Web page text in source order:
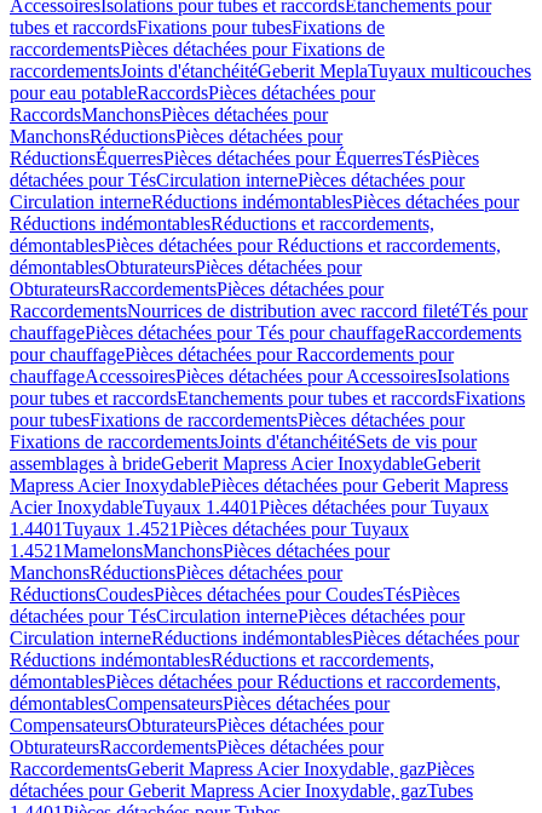
AccessoiresIsolations pour tubes et raccordsEtanchements pour
tubes et raccordsFixations pour tubesFixations de
raccordementsPièces détachées pour Fixations de
raccordementsJoints d'étanchéitéGeberit MeplaTuyaux multicouches
pour eau potableRaccordsPièces détachées pour
RaccordsManchonsPièces détachées pour
ManchonsRéductionsPièces détachées pour
RéductionsÉquerresPièces détachées pour ÉquerresTésPièces
détachées pour TésCirculation internePièces détachées pour
Circulation interneRéductions indémontablesPièces détachées pour
Réductions indémontablesRéductions et raccordements,
démontablesPièces détachées pour Réductions et raccordements,
démontablesObturateursPièces détachées pour
ObturateursRaccordementsPièces détachées pour
RaccordementsNourrices de distribution avec raccord filetéTés pour
chauffagePièces détachées pour Tés pour chauffageRaccordements
pour chauffagePièces détachées pour Raccordements pour
chauffageAccessoiresPièces détachées pour AccessoiresIsolations
pour tubes et raccordsEtanchements pour tubes et raccordsFixations
pour tubesFixations de raccordementsPièces détachées pour
Fixations de raccordementsJoints d'étanchéitéSets de vis pour
assemblages à brideGeberit Mapress Acier InoxydableGeberit
Mapress Acier InoxydablePièces détachées pour Geberit Mapress
Acier InoxydableTuyaux 1.4401Pièces détachées pour Tuyaux
1.4401Tuyaux 1.4521Pièces détachées pour Tuyaux
1.4521MamelonsManchonsPièces détachées pour
ManchonsRéductionsPièces détachées pour
RéductionsCoudesPièces détachées pour CoudesTésPièces
détachées pour TésCirculation internePièces détachées pour
Circulation interneRéductions indémontablesPièces détachées pour
Réductions indémontablesRéductions et raccordements,
démontablesPièces détachées pour Réductions et raccordements,
démontablesCompensateursPièces détachées pour
CompensateursObturateursPièces détachées pour
ObturateursRaccordementsPièces détachées pour
RaccordementsGeberit Mapress Acier Inoxydable, gazPièces
détachées pour Geberit Mapress Acier Inoxydable, gazTubes